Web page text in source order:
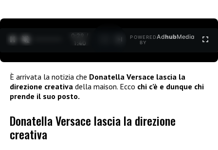
0:30 /
1:40
POWERED
BY
AdhubMedia
È arrivata la notizia che Donatella Versace lascia la
direzione creativa della maison. Ecco chi c’è e dunque chi
prende il suo posto.
Donatella Versace lascia la direzione
creativa